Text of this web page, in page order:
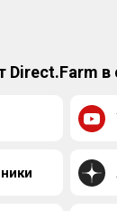
Direct.Farm в